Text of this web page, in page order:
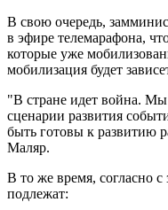
В свою очередь,
в эфире телемарафона,
которые уже
мобилизация будет
"В стране идет война.
сценарии развития
быть готовы к развитию
Маляр.
В то же время, согласно
подлежат: